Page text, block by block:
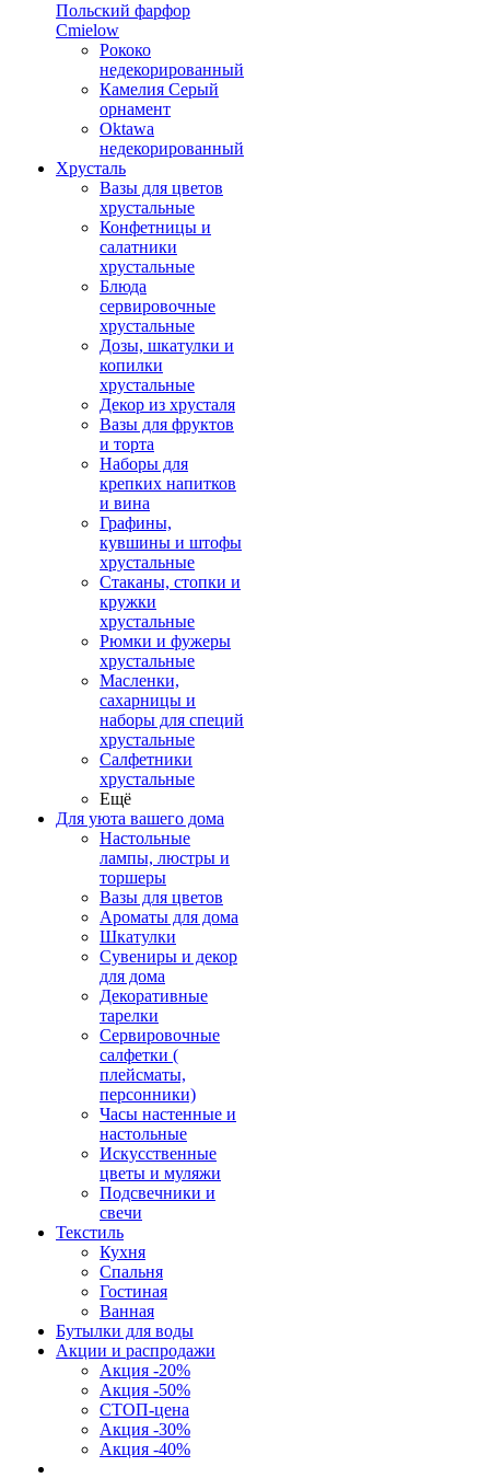
Польский фарфор
Сmielow
Рококо
недекорированный
Камелия Серый
орнамент
Oktawa
недекорированный
Хрусталь
Вазы для цветов
хрустальные
Конфетницы и
салатники
хрустальные
Блюда
сервировочные
хрустальные
Дозы, шкатулки и
копилки
хрустальные
Декор из хрусталя
Вазы для фруктов
и торта
Наборы для
крепких напитков
и вина
Графины,
кувшины и штофы
хрустальные
Стаканы, стопки и
кружки
хрустальные
Рюмки и фужеры
хрустальные
Масленки,
сахарницы и
наборы для специй
хрустальные
Салфетники
хрустальные
Ещё
Для уюта вашего дома
Настольные
лампы, люстры и
торшеры
Вазы для цветов
Ароматы для дома
Шкатулки
Сувениры и декор
для дома
Декоративные
тарелки
Сервировочные
салфетки (
плейсматы,
персонники)
Часы настенные и
настольные
Искусственные
цветы и муляжи
Подсвечники и
свечи
Текстиль
Кухня
Спальня
Гостиная
Ванная
Бутылки для воды
Акции и распродажи
Акция -20%
Акция -50%
СТОП-цена
Акция -30%
Акция -40%